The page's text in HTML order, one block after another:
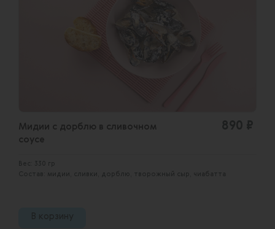
Мидии с дорблю в сливочном
соусе
890 ₽
Вес: 330 гр
Состав: мидии, сливки, дорблю, творожный сыр, чиабатта